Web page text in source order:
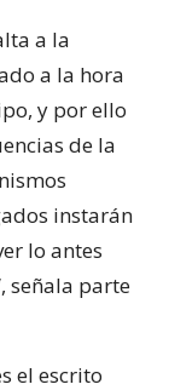
a la
a la hora
y por ello
de la
instarán
lo antes
señala parte
el escrito